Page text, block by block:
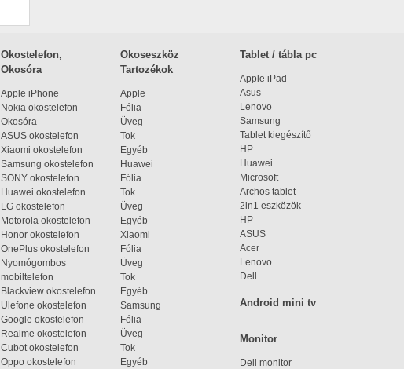
Okostelefon,
Okosóra
Apple iPhone
Nokia okostelefon
Okosóra
ASUS okostelefon
Xiaomi okostelefon
Samsung okostelefon
SONY okostelefon
Huawei okostelefon
LG okostelefon
Motorola okostelefon
Honor okostelefon
OnePlus okostelefon
Nyomógombos
mobiltelefon
Blackview okostelefon
Ulefone okostelefon
Google okostelefon
Realme okostelefon
Cubot okostelefon
Oppo okostelefon
Okoseszköz
Tartozékok
Apple
Fólia
Üveg
Tok
Egyéb
Huawei
Fólia
Tok
Üveg
Egyéb
Xiaomi
Fólia
Üveg
Tok
Egyéb
Samsung
Fólia
Üveg
Tok
Egyéb
Tablet / tábla pc
Apple iPad
Asus
Lenovo
Samsung
Tablet kiegészítő
HP
Huawei
Microsoft
Archos tablet
2in1 eszközök
HP
ASUS
Acer
Lenovo
Dell
Android mini tv
Monitor
Dell monitor